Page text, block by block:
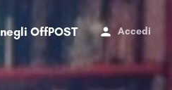
negli OffPOST Accedi